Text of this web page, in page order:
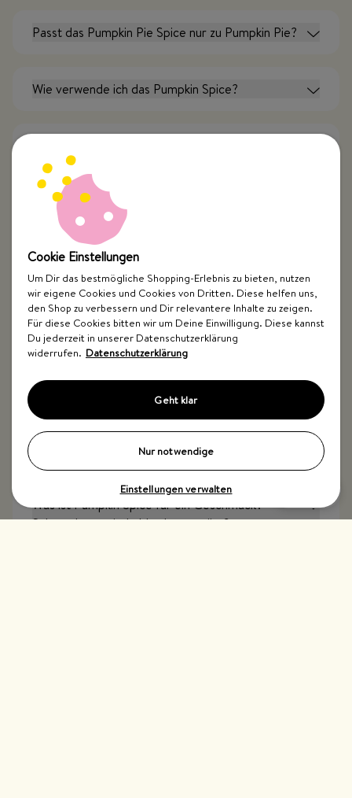
Passt das Pumpkin Pie Spice nur zu Pumpkin Pie?
Wie verwende ich das Pumpkin Spice?
Ist das Pumpkin Spice frei von Zusatzstoffen?
Ist das Pumpkin Spice vegan?
Ist das Pumpkin Spice frei von Gluten & Nüssen?
Warum heißt es Pumpkin Spice? Ist in dem
Gewürz Kürbis drin?
Was ist Pumpkin Spice für ein Geschmack?
Schmeckt es wie Lebkuchengewürz?
Cookie Einstellungen
Um Dir das bestmögliche Shopping-Erlebnis zu bieten, nutzen
wir eigene Cookies und Cookies von Dritten. Diese helfen uns,
den Shop zu verbessern und Dir relevantere Inhalte zu zeigen.
Für diese Cookies bitten wir um Deine Einwilligung. Diese kannst
Du jederzeit in unserer Datenschutzerklärung
widerrufen. Datenschutzerklärung
Geht klar
Nur notwendige
Einstellungen verwalten